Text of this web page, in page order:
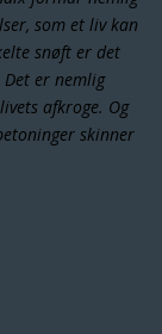
som et liv kan
snøft er det
er nemlig
afkroge. Og
skinner